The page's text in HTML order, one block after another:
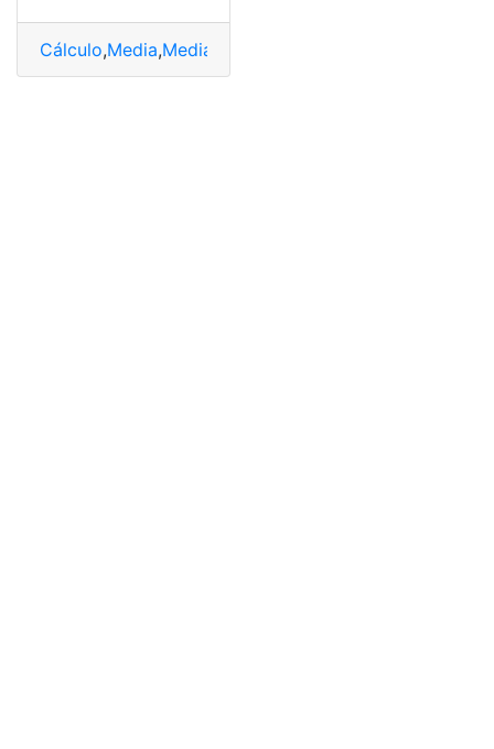
Cálculo,Media,Media aritmética